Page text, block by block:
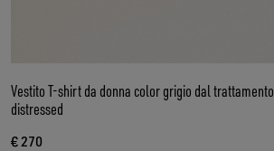
Vestito T-shirt da donna color grigio dal trattamento
distressed
€ 270